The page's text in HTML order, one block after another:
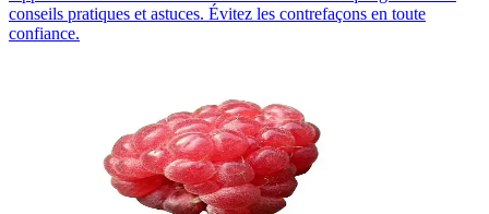
conseils pratiques et astuces. Évitez les contrefaçons en toute
confiance.